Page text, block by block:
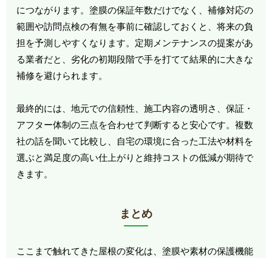
につながります。塗膜の保証年数だけでなく、補修対応の
範囲や訪問点検の有無を事前に確認しておくと、将来の負
担を予測しやすくなります。定期メンテナンスの提案があ
る業者だと、劣化の初期段階で手を打てて結果的に大きな
補修を避けられます。
最終的には、地元での信頼性、施工内容の透明さ、保証・
アフター体制の三点を合わせて判断すると安心です。複数
社の話を聞いて比較し、自宅の環境に合った工法や材料を
選ぶと満足度の高い仕上がりと維持コストの低減が期待で
きます。
まとめ
ここまで触れてきた屋根の変化は、塗膜や素材の保護機能